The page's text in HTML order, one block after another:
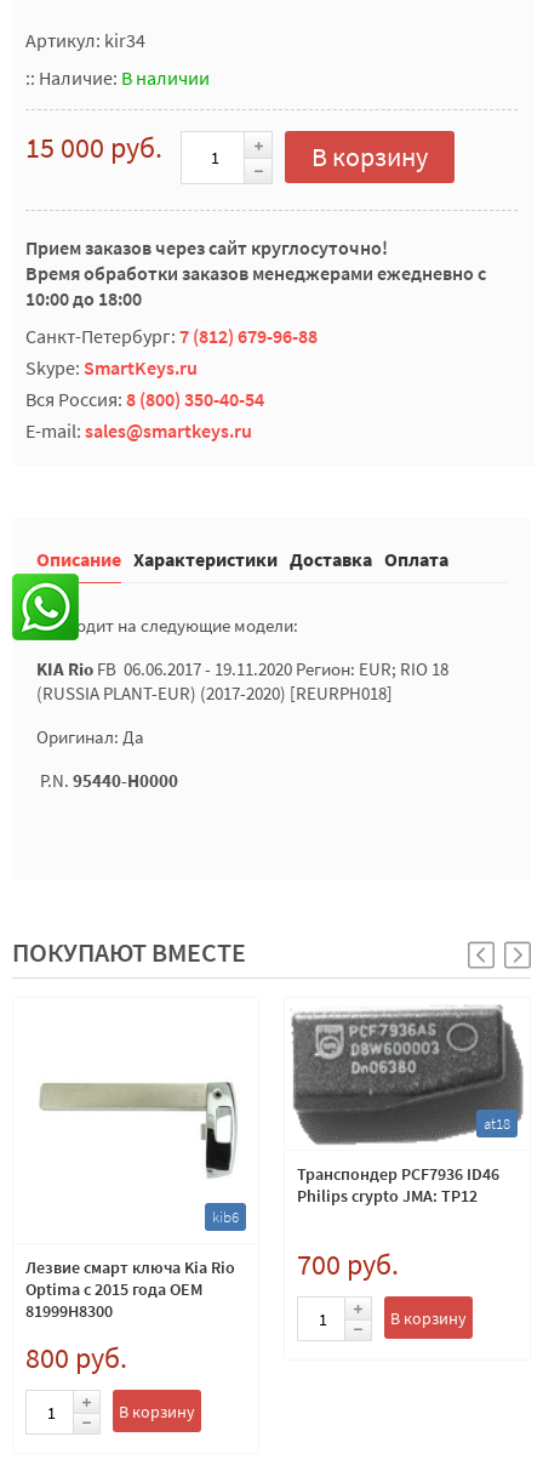
Артикул: kir34
:: Наличие: В наличии
15 000 руб. В корзину
Прием заказов через сайт круглосуточно!
Время обработки заказов менеджерами ежедневно с
10:00 до 18:00
Санкт-Петербург: 7 (812) 679-96-88
Skype: SmartKeys.ru
Вся Россия: 8 (800) 350-40-54
E-mail: sales@smartkeys.ru
Описание Характеристики Доставка Оплата
Подходит на следующие модели:
KIA Rio FB 06.06.2017 - 19.11.2020 Регион: EUR; RIO 18
(RUSSIA PLANT-EUR) (2017-2020) [REURPH018]
Оригинал: Да
P.N. 95440-H0000
ПОКУПАЮТ ВМЕСТЕ
kib6
Лезвие смарт ключа Kia Rio
Optima c 2015 года OEM
81999H8300
800 руб.
В корзину
at18
Транспондер PCF7936 ID46
Philips crypto JMA: TP12
700 руб.
В корзину